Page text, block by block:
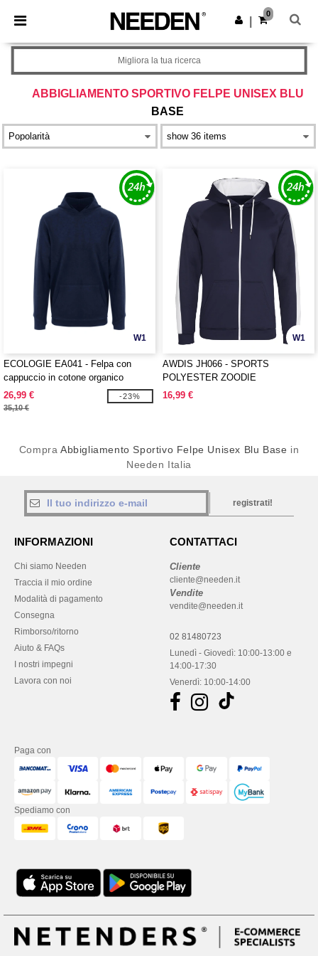
× App Needen
Prezzi migliori sull'app!
Scarica app
0
ABBIGLIAMENTO SPORTIVO FELPE UNISEX BLU
BASE
Migliora la tua ricerca
W1
ECOLOGIE EA041 - Felpa con
cappuccio in cotone organico
26,99 €
35,10 €
-23%
W1
AWDIS JH066 - SPORTS
POLYESTER ZOODIE
16,99 €
Compra Abbigliamento Sportivo Felpe Unisex Blu Base in
Needen Italia
registrati!
INFORMAZIONI
Chi siamo Needen
Traccia il mio ordine
Modalità di pagamento
Consegna
Rimborso/ritorno
Aiuto & FAQs
I nostri impegni
Lavora con noi
CONTATTACI
Cliente
cliente@needen.it
Vendite
vendite@needen.it
02 81480723
Lunedì - Giovedì: 10:00-13:00 e
14:00-17:30
Venerdì: 10:00-14:00
Paga con
Spediamo con